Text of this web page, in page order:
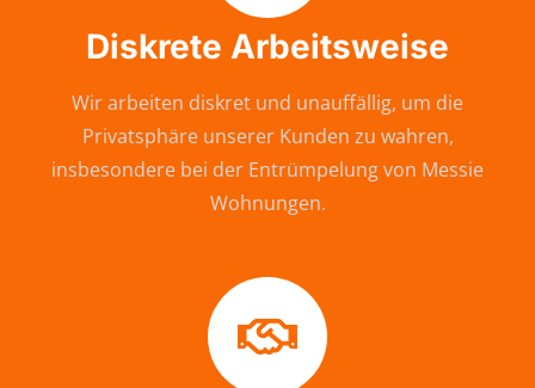
Diskrete Arbeitsweise
Wir arbeiten diskret und unauffällig, um die
Privatsphäre unserer Kunden zu wahren,
insbesondere bei der Entrümpelung von Messie
Wohnungen.